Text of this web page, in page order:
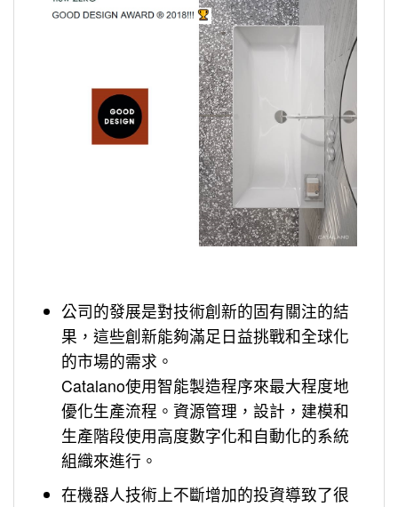
公司的發展是對技術創新的固有關注的結
果，這些創新能夠滿足日益挑戰和全球化
的市場的需求。
Catalano使用智能製造程序來最大程度地
優化生產流程。資源管理，設計，建模和
生產階段使用高度數字化和自動化的系統
組織來進行。
在機器人技術上不斷增加的投資導致了很